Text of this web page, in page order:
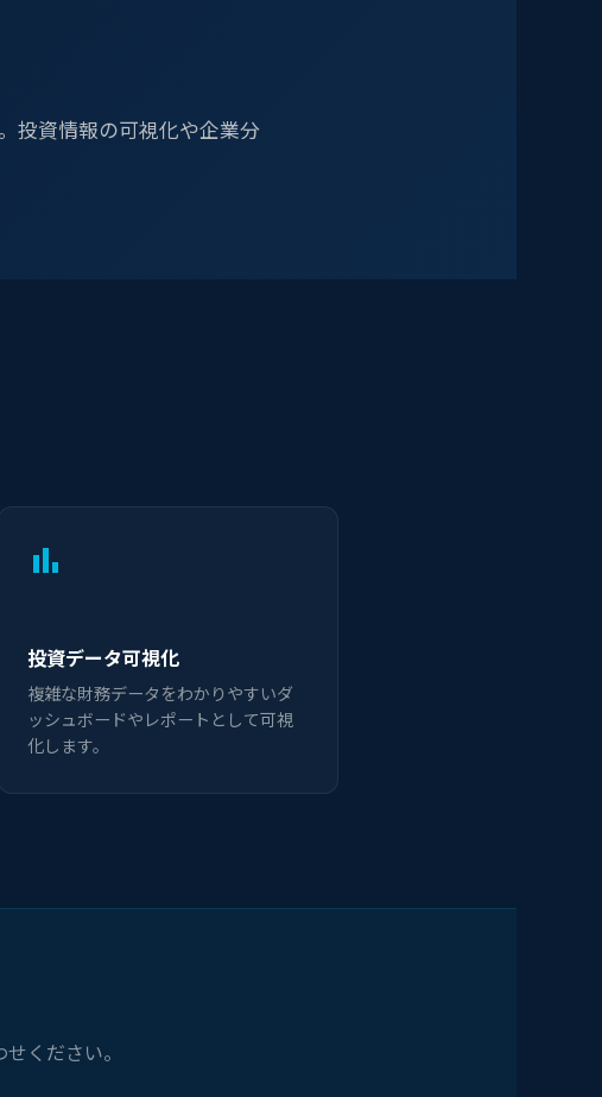
投資情報の可視化や企業分
bar_chart
投資データ可視化
複雑な財務データをわかりやすいダ
ッシュボードやレポートとして可視
化します。
ください。